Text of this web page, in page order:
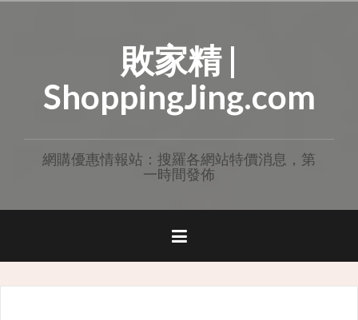
敗家精 |
ShoppingJing.com
網購優惠情報站：搜羅各網站特價消息，第
一時間發佈